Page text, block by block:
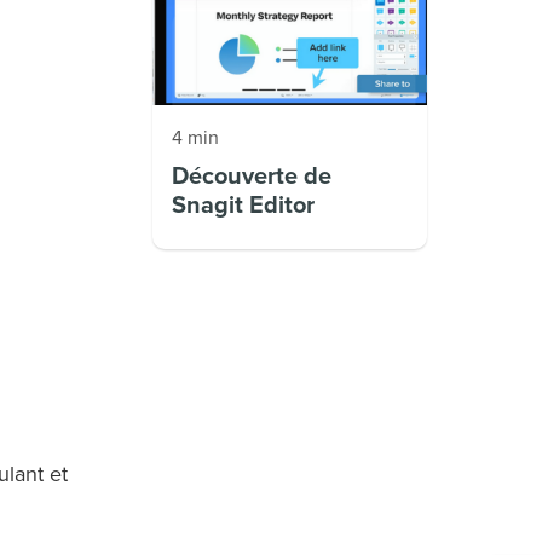
et
4 min
Découverte de
Snagit Editor